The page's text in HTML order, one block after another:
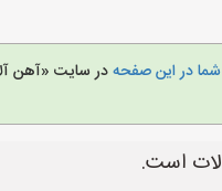
در این صفحهدر سایت «آهن